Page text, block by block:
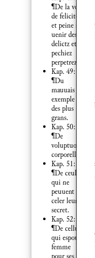
¶De la voye
de felicite
et peine ad
uenir des
delictz et
pechiez
perpetrez.
Kap. 49:
¶Du
mauuais
exemple
des plus
grans.
Kap. 50:
¶De
voluptuosite
corporelle.
Kap. 51:
¶De ceulx
qui ne
peuuent
celer leur
secret.
Kap. 52:
¶De celluy
qui espouse
femme